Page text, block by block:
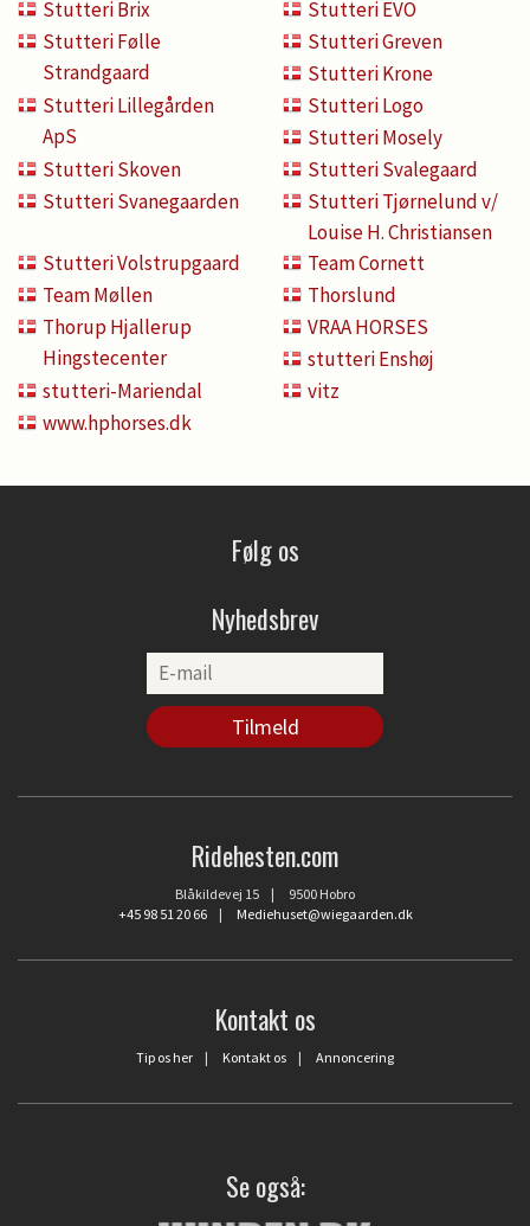
Stutteri Brix
Stutteri EVO
Stutteri Følle
Strandgaard
Stutteri Greven
Stutteri Krone
Stutteri Lillegården
ApS
Stutteri Logo
Stutteri Mosely
Stutteri Skoven
Stutteri Svalegaard
Stutteri Svanegaarden
Stutteri Tjørnelund v/
Louise H. Christiansen
Stutteri Volstrupgaard
Team Cornett
Team Møllen
Thorslund
Thorup Hjallerup
Hingstecenter
VRAA HORSES
stutteri Enshøj
stutteri-Mariendal
vitz
www.hphorses.dk
Følg os
Nyhedsbrev
Ridehesten.com
Blåkildevej 15 | 9500 Hobro
+45 98 51 20 66| Mediehuset@wiegaarden.dk
Kontakt os
Tip os her | Kontakt os | Annoncering
Se også: